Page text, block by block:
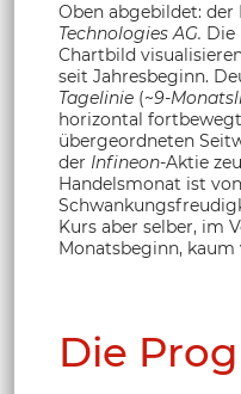
Oben abgebildet:
Technologies AG. Die
Chartbild
seit Jahresbeginn.
Tagelinie (~9-
horizontal
übergeordneten
der Infineon-Aktie
Handelsmonat ist
Kurs aber selber, im
Monatsbeginn, kaum
Die